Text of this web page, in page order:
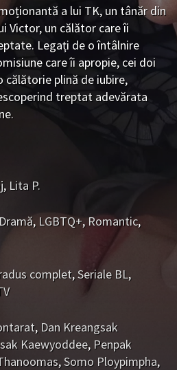
BL Vietnam
Cupluri Mixte
Ieși
a lui TK, un tânăr din
Victor, un călător care îi
Legați de o întâlnire
care îi apropie, cei doi
călătorie plină de iubire,
treptat adevărata
, Lita P.
Dramă, LGBTQ+,Romantic,
complet,Seriale BL,
, Dan Kreangsak
Kaewyoddee, Penpak
,Somo Ploypimpha,